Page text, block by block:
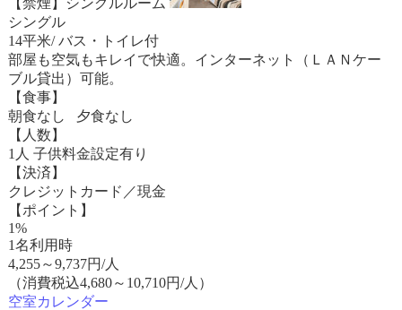
【禁煙】シングルルーム
シングル
14平米/ バス・トイレ付
部屋も空気もキレイで快適。インターネット（ＬＡＮケー
ブル貸出）可能。
【食事】
朝食なし 夕食なし
【人数】
1人 子供料金設定有り
【決済】
クレジットカード／現金
【ポイント】
1%
1名利用時
4,255～9,737円/人
（消費税込4,680～10,710円/人）
空室カレンダー